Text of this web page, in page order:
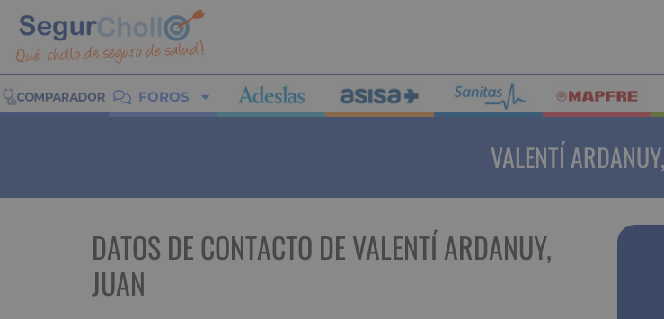
FOROS
VALENTÍ
DATOS DE CONTACTO DE VALENTÍ ARDANUY,
JUAN